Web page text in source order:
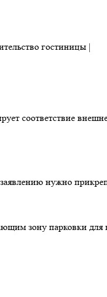
соответствие
нужно
зону парковки для